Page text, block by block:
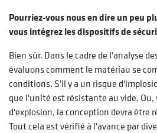
Pourriez-vous nous en dire un peu
vous intégrez les dispositifs de
Bien sûr. Dans le cadre de l'analyse
évaluons comment le matériau se
conditions. S'il y a un risque
que l'unité est résistante au vide. Ou,
d'explosion, la conception devra être
Tout cela est vérifié à l'avance par